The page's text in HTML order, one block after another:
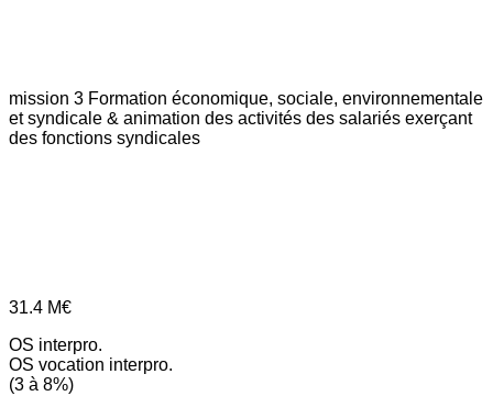
mission 3 Formation économique, sociale, environnementale
et syndicale & animation des activités des salariés exerçant
des fonctions syndicales
31.4 M€
OS interpro.
OS vocation interpro.
(3 à 8%)